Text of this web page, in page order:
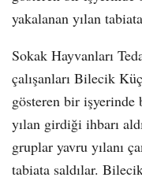
yakalanan yılan
Sokak Hayvanları
çalışanları Bilecik
gösteren bir işyerinde
yılan girdiği ihbarı
gruplar yavru yılanı
tabiata saldılar.